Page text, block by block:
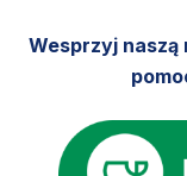
Wesprzyj naszą